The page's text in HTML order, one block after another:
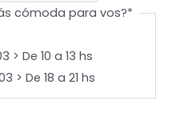
cómoda para vos?*
> De 10 a 13 hs
> De 18 a 21 hs